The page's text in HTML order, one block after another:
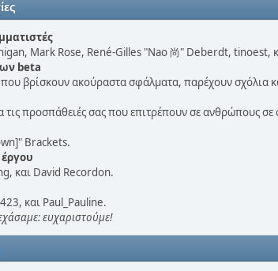
Mark Rose, René-Gilles "Nao 尚" Deberdt, tinoest,
beta
που βρίσκουν ακούραστα σφάλματα, παρέχουν σχόλια
τις προσπάθειές σας που επιτρέπουν σε ανθρώπους
Brackets.
και David Recordon.
και Paul_Pauline.
ευχαριστούμε!